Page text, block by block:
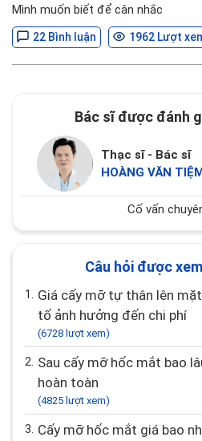
Mình muốn biết để cân nhắc
22 Bình luận 1962 Lượt
Bác sĩ được đánh
Thạc sĩ - Bác sĩ
HOÀNG VĂN
Cố vấn
Câu hỏi được
1. Giá cấy mỡ tự thân lên mặt bao nhiêu tiền? 4 yếu
tố ảnh hưởng đến chi phí
(6728 lượt xem)
2. Sau cấy mỡ hốc mắt bao lâu hết sưng và ổn định
hoàn toàn
(4825 lượt xem)
3. Cấy mỡ hốc mắt giá bao nhiêu? 5 yếu tố ảnh